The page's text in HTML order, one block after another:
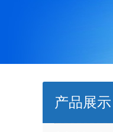
产品展示